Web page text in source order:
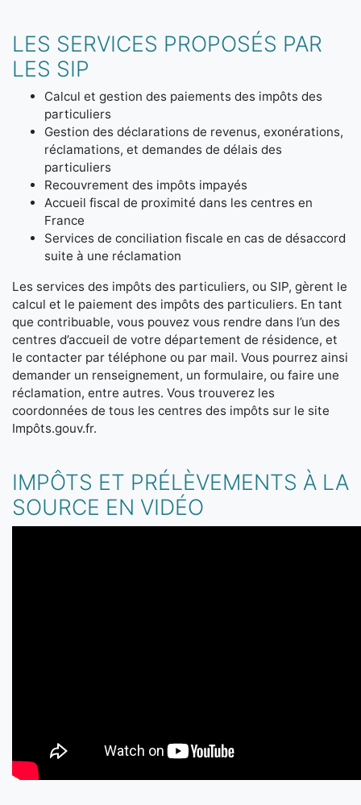
LES SERVICES PROPOSÉS PAR
LES SIP
Calcul et gestion des paiements des impôts des
particuliers
Gestion des déclarations de revenus, exonérations,
réclamations, et demandes de délais des
particuliers
Recouvrement des impôts impayés
Accueil fiscal de proximité dans les centres en
France
Services de conciliation fiscale en cas de désaccord
suite à une réclamation
Les services des impôts des particuliers, ou SIP, gèrent le
calcul et le paiement des impôts des particuliers. En tant
que contribuable, vous pouvez vous rendre dans l’un des
centres d’accueil de votre département de résidence, et
le contacter par téléphone ou par mail. Vous pourrez ainsi
demander un renseignement, un formulaire, ou faire une
réclamation, entre autres. Vous trouverez les
coordonnées de tous les centres des impôts sur le site
Impôts.gouv.fr.
IMPÔTS ET PRÉLÈVEMENTS À LA
SOURCE EN VIDÉO